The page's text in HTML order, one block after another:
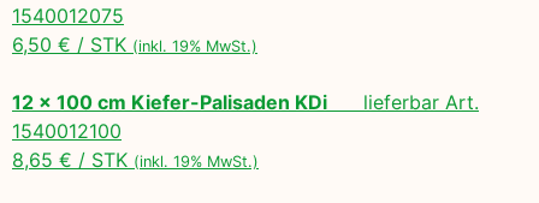
1540012075
6,50 € / STK (inkl. 19% MwSt.)
12 x 100 cm Kiefer-Palisaden KDi lieferbar Art.
1540012100
8,65 € / STK (inkl. 19% MwSt.)